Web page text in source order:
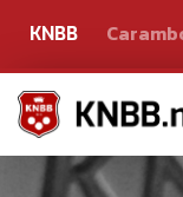
KNBB